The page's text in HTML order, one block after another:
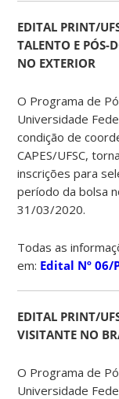
EDITAL PRINT/
TALENTO E PÓS-
NO EXTERIOR
O Programa de
Universidade
condição de
CAPES/UFSC,
inscrições para
período da bolsa
31/03/2020.
Todas as
em: Edital Nº 06/
EDITAL PRINT/
VISITANTE NO
O Programa de
Universidade